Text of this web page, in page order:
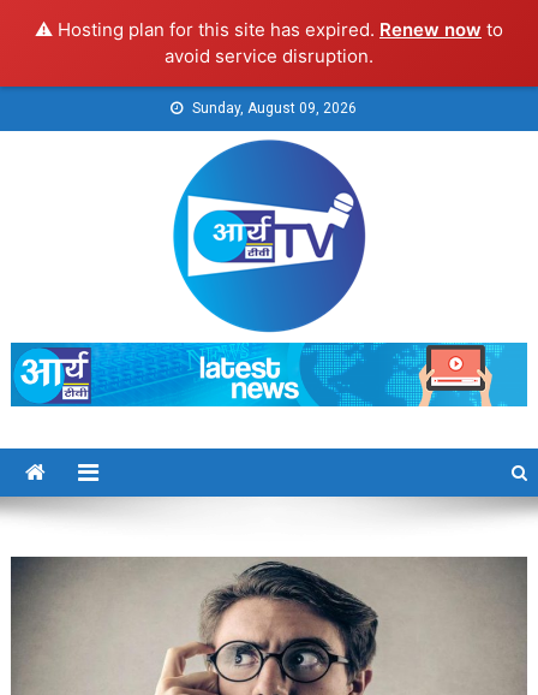
⚠️ Hosting plan for this site has expired. Renew now to
avoid service disruption.
to
Sunday, August 09, 2026
Arya TV